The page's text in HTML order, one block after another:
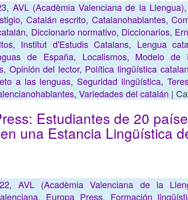
, AVL (Acadèmia Valenciana de la Llengua),
, Catalán escrito, Catalanohablantes,
, Diccionario normativo, Diccionarios,
, Institut d'Estudis Catalans, Lengua
de España, Localismos, Modelo de
, Opinión del lector, Política lingüística
a las lenguas, Seguridad lingüística,
, Variedades del catalán |
Estudiantes de 20
una Estancia Lingüística
,AVL (Acadèmia Valenciana de la
, Europa Press, Formación